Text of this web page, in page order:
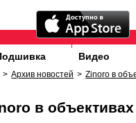
Видео
> Архив новостей > Zinoro в
в объективах